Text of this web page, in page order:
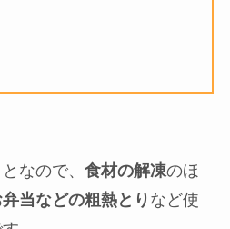
ッ君」のパッケージ